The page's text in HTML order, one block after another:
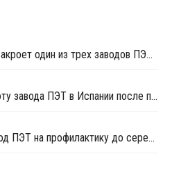
Novapet в конце сентября закроет один из трех заводов ПЭТ в Барбастро на плановый ремонт
Novapet возобновляет работу завода ПЭТ в Испании после проведения профилактики
Novapet останавливает завод ПЭТ на профилактику до середины августа